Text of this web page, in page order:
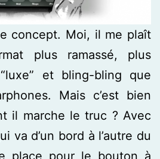
concept. Moi, il me plaît
plus ramassé, plus
et bling-bling que
Mais c’est bien
il marche le truc ? Avec
va d’un bord à l’autre du